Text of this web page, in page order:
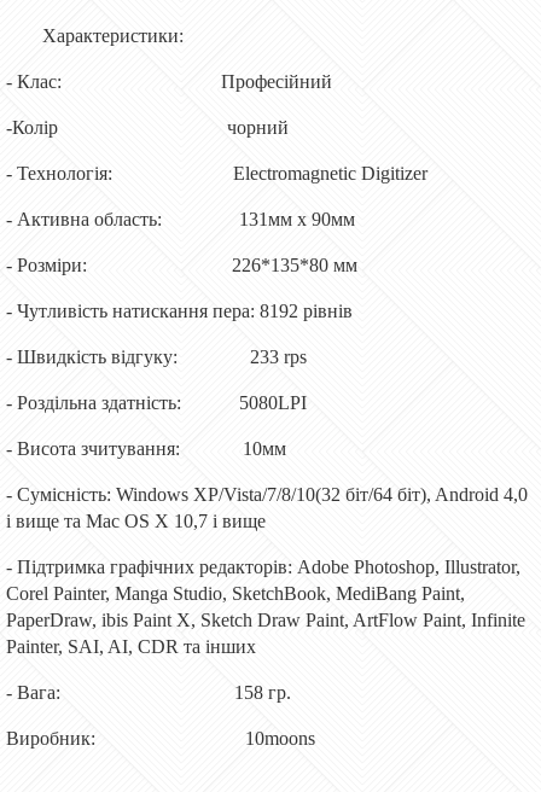
Характеристики:
- Клас: Професійний
-Колір чорний
- Технологія: Electromagnetic Digitizer
- Активна область: 131мм х 90мм
- Розміри: 226*135*80 мм
- Чутливість натискання пера: 8192 рівнів
- Швидкість відгуку: 233 rps
- Роздільна здатність: 5080LPI
- Висота зчитування: 10мм
- Сумісність: Windows XP/Vista/7/8/10(32 біт/64 біт), Android 4,0
і вище та Mac OS X 10,7 і вище
- Підтримка графічних редакторів: Adobe Photoshop, Illustrator,
Corel Painter, Manga Studio, SketchBook, MediBang Paint,
PaperDraw, ibis Paint X, Sketch Draw Paint, ArtFlow Paint, Infinite
Painter, SAI, AI, CDR та інших
- Вага: 158 гр.
Виробник: 10moons